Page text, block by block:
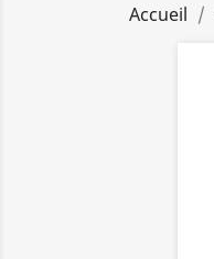
Accueil